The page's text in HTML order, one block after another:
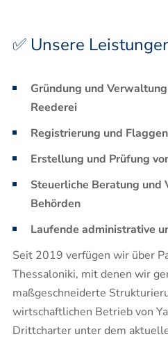
✅ Unsere
Gründung und
Reederei
Registrierung und
Erstellung und Prüfung
Steuerliche Beratung und
Behörden
Laufende administrative
Seit 2019 verfügen wir über
Thessaloniki, mit denen wir
maßgeschneiderte
wirtschaftlichen Betrieb von
Drittcharter unter dem